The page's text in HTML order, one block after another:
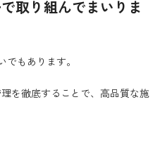
取り組んでまいりま
もあります。
を徹底することで、高品質な施